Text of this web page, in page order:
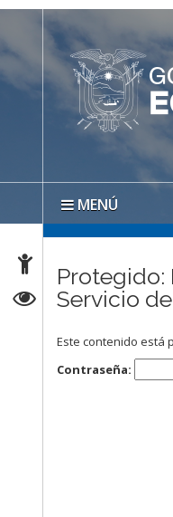
MENÚ
Servicio
Este contenido está
Contraseña: